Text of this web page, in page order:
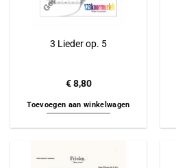
3 Lieder op. 5
€8,80
Toevoegen aan winkelwagen